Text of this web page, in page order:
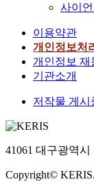
사이
이용약관
개인정보처
개인정보 재
기관소개
저작물 게시
41061 대구광역
Copyright©